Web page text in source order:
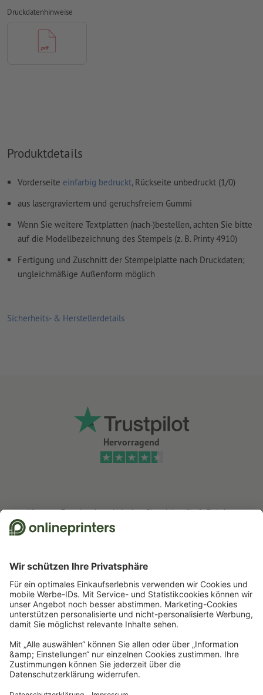
Auflösung:600 dpi
Wie lege ich Druckdaten richtig an?
Druckdatenhinweise
Produktdetails
Vorderseite einfarbig bedruckt, Rückseite unbedruckt (1/0)
aus lasergraviertem und geruchsfreiem Gummi
Wenn Sie weitere Textplatten (nach-)bestellen, achten Sie bitte
auf die Modellbezeichnung des Stempels (z. B. Printy 4910)
Fertigung und Zuschnitt der Stempelplatte nach Druckdaten;
ungleichmäßige Außenform möglich
Sicherheits- & Herstellerdetails
Hervorragend
Wir nutzen Trustpilot als unabhängigen Dienstleister für die Einholung von
Bewertungen. Welche Maßnahmen Trustpilot trifft, um sicherzustellen, dass
es sich um echte Bewertungen handelt, finden Sie
Start Bürobedarf Stempel Taschenstempel
Stempelplatte für Trodat
Pocket Printy 9511
Newsletter abonnieren & 15 % Gutschein sichern